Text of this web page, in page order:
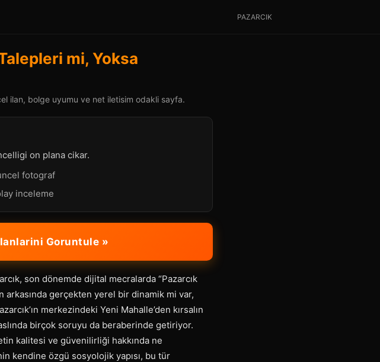
PAZARCIK
mi, Yoksa
ilan, bolge uyumu ve net iletisim odakli sayfa.
on plana cikar.
fotograf
inceleme
Goruntule »
son dönemde dijital mecralarda “Pazarcık
arkasında gerçekten yerel bir dinamik mi var,
merkezindeki Yeni Mahalle’den kırsalın
birçok soruyu da beraberinde getiriyor.
kalitesi ve güvenilirliği hakkında ne
kendine özgü sosyolojik yapısı, bu tür